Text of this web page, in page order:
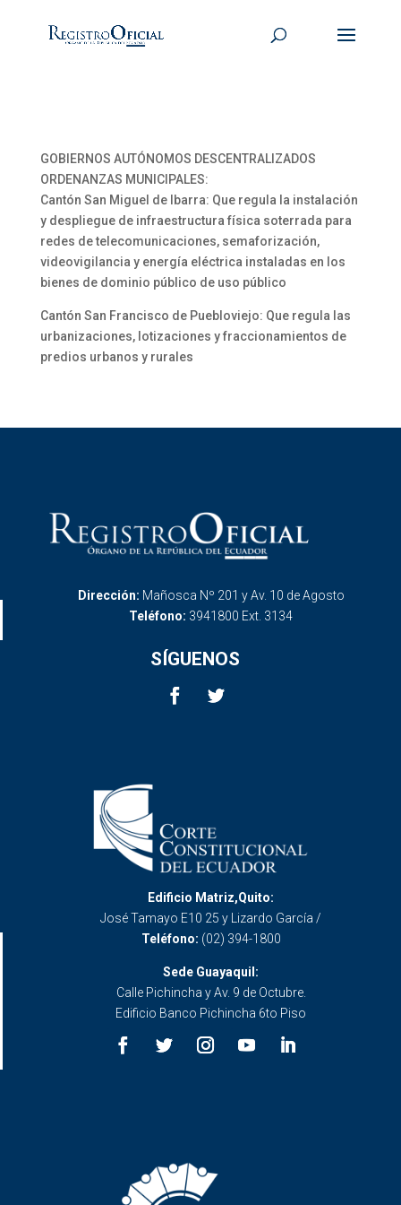
GOBIERNOS AUTÓNOMOS DESCENTRALIZADOS
ORDENANZAS MUNICIPALES:
Cantón San Miguel de Ibarra: Que regula la instalación
y despliegue de infraestructura física soterrada para
redes de telecomunicaciones, semaforización,
videovigilancia y energía eléctrica instaladas en los
bienes de dominio público de uso público
Cantón San Francisco de Puebloviejo: Que regula las
urbanizaciones, lotizaciones y fraccionamientos de
predios urbanos y rurales
Dirección: Mañosca Nº 201 y Av. 10 de Agosto
Teléfono: 3941800 Ext. 3134
SÍGUENOS
Edificio Matriz,Quito:
José Tamayo E10 25 y Lizardo García /
Teléfono: (02) 394-1800
Sede Guayaquil:
Calle Pichincha y Av. 9 de Octubre.
Edificio Banco Pichincha 6to Piso